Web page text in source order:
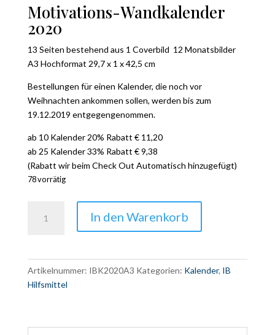
Motivations-Wandkalender
2020
13 Seiten bestehend aus 1 Coverbild 12 Monatsbilder
A3 Hochformat 29,7 x 1 x 42,5 cm
Bestellungen für einen Kalender, die noch vor
Weihnachten ankommen sollen, werden bis zum
19.12.2019 entgegengenommen.
ab 10 Kalender 20% Rabatt € 11,20
ab 25 Kalender 33% Rabatt € 9,38
(Rabatt wir beim Check Out Automatisch hinzugefügt)
78 vorrätig
Balance
In den Warenkorb
Artikelnummer: IBK2020A3 Kategorien: Kalender, IB
Hilfsmittel